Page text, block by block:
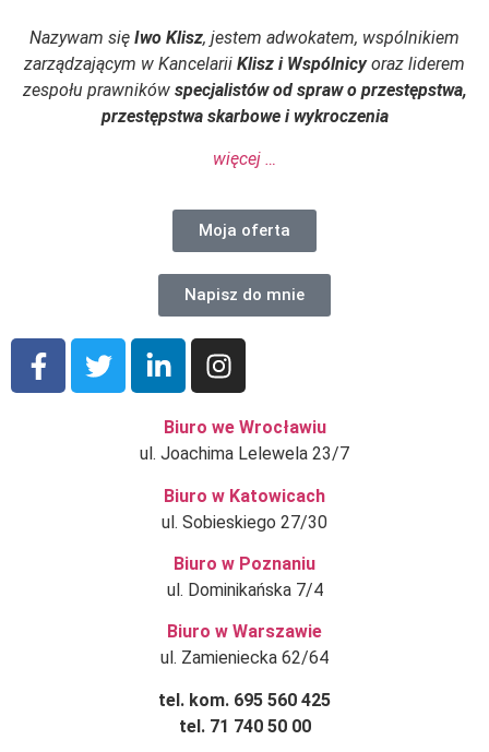
Nazywam się Iwo Klisz, jestem adwokatem, wspólnikiem
zarządzającym w Kancelarii Klisz i Wspólnicyoraz liderem
zespołu prawników specjalistów od spraw o przestępstwa,
przestępstwa skarbowe i wykroczenia
więcej …
Moja oferta
Napisz do mnie
Biuro we Wrocławiu
ul. Joachima Lelewela 23/7
Biuro w Katowicach
ul. Sobieskiego 27/30
Biuro w Poznaniu
ul. Dominikańska 7/4
Biuro w Warszawie
ul. Zamieniecka 62/64
tel. kom. 695 560 425
tel. 71 740 50 00